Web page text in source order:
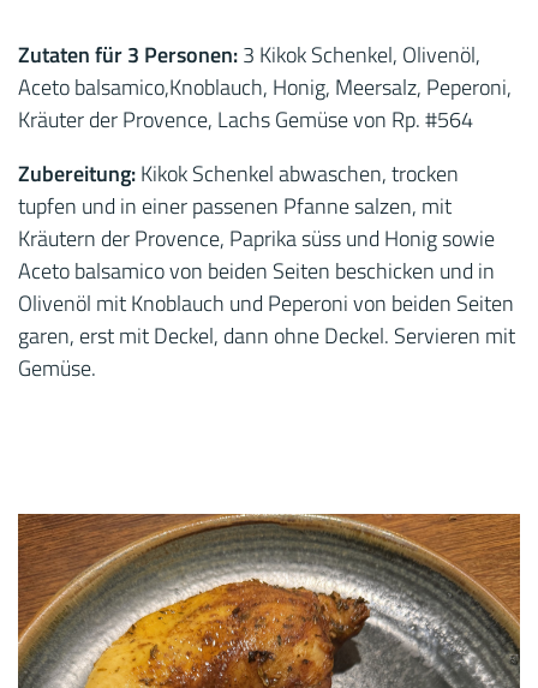
Zutaten für 3 Personen:3 Kikok Schenkel, Olivenöl,
Aceto balsamico,Knoblauch, Honig, Meersalz, Peperoni,
Kräuter der Provence, Lachs Gemüse von Rp. #564
Zubereitung:Kikok Schenkel abwaschen, trocken
tupfen und in einer passenen Pfanne salzen, mit
Kräutern der Provence, Paprika süss und Honig sowie
Aceto balsamico von beiden Seiten beschicken und in
Olivenöl mit Knoblauch und Peperoni von beiden Seiten
garen, erst mit Deckel, dann ohne Deckel. Servieren mit
Gemüse.